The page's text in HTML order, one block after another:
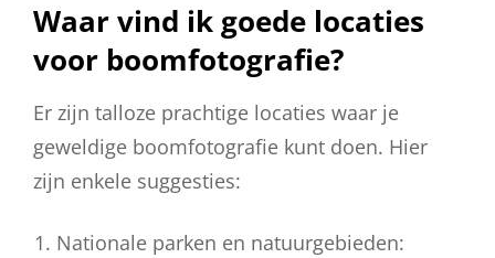
Waar vind ik goede locaties
voor boomfotografie?
Er zijn talloze prachtige locaties waar je
geweldige boomfotografie kunt doen. Hier
zijn enkele suggesties:
Nationale parken en natuurgebieden: